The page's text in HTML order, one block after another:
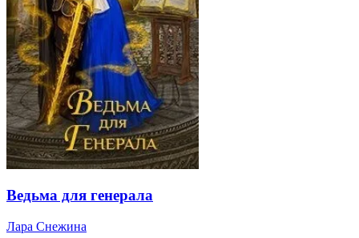
Ведьма для генерала
Лара Снежина